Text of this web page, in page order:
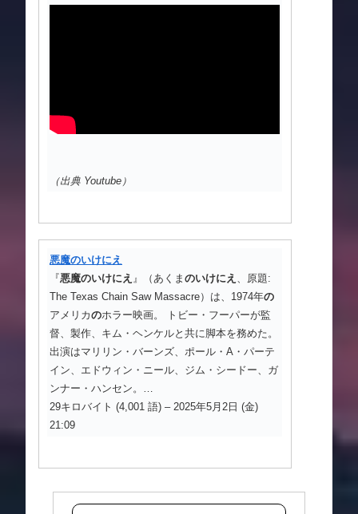
（出典 Youtube）
悪魔のいけにえ
『悪魔のいけにえ 』（あくま のいけにえ 、原題:
The Texas Chain Saw Massacre）は、1974年の
アメリカのホラー映画。 トビー・フーパーが監
督、製作、キム・ヘンケルと共に脚本を務めた。
出演はマリリン・バーンズ、ポール・A・パーテ
イン、エドウィン・ニール、ジム・シードー、ガ
ンナー・ハンセン。…
29キロバイト (4,001 語) – 2025年5月2日 (金)
21:09